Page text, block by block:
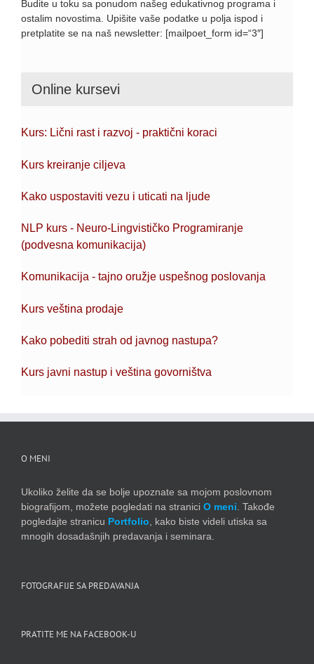
Budite u toku sa ponudom našeg edukativnog programa i
ostalim novostima. Upišite vaše podatke u polja ispod i
pretplatite se na naš newsletter: [mailpoet_form id=“3″]
Online kursevi
Kurs: Lični rast i razvoj - praktični koraci
Kurs kreiranje ciljeva
Kako uspostaviti vezu i uticati na ljude
NLP kurs - Neuro-Lingvističko Programiranje
(podvesna komunikacija)
Komunikacija - tajno oružje uspešnog poslovanja
Kurs veština prodaje
Kako pobediti strah od javnog nastupa?
Kurs javni nastup i veština govorništva
O MENI
Ukoliko želite da se bolje upoznate sa mojom poslovnom
biografijom, možete pogledati na stranici O meni. Takođe
pogledajte stranicu Portfolio, kako biste videli utiska sa
mnogih dosadašnjih predavanja i seminara.
FOTOGRAFIJE SA PREDAVANJA
PRATITE ME NA FACEBOOK-U